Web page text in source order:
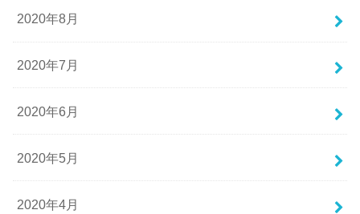
2020年8月
2020年7月
2020年6月
2020年5月
2020年4月